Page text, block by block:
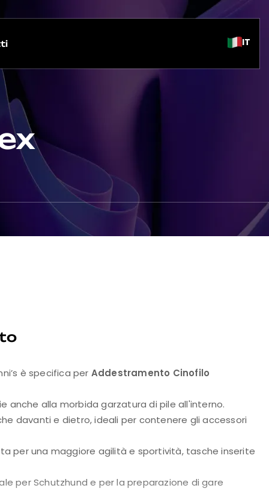
IT
è specifica per Addestramento Cinofilo
anche alla morbida garzatura di pile all'interno.
davanti e dietro, ideali per contenere gli accessori
per una maggiore agilità e sportività, tasche inserite
per Schutzhund e per la preparazione di gare